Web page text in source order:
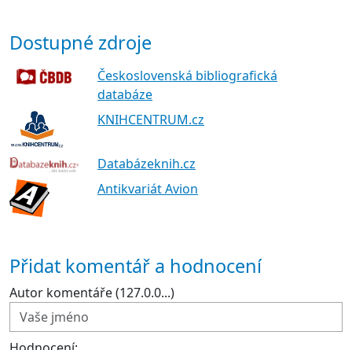
Dostupné zdroje
Československá bibliografická
databáze
KNIHCENTRUM.cz
Databázeknih.cz
Antikvariát Avion
Přidat komentář a hodnocení
Autor komentáře (127.0.0...)